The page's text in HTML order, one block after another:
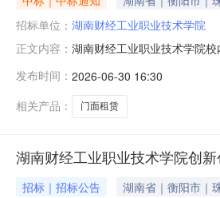
招标单位： 湖南财经工业职业技术学院
正文内容： 湖南财经工业职业技术学院
发布时间： 2026-06-30 16:30
相关产品：
门面租赁
湖南财经工业职业技术学院创
招标｜招标公告 湖南省｜衡阳市｜